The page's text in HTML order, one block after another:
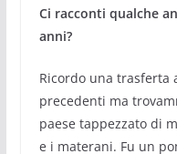
Ci racconti qualche
anni?
Ricordo una trasferta
precedenti ma
paese tappezzato di
e i materani. Fu un